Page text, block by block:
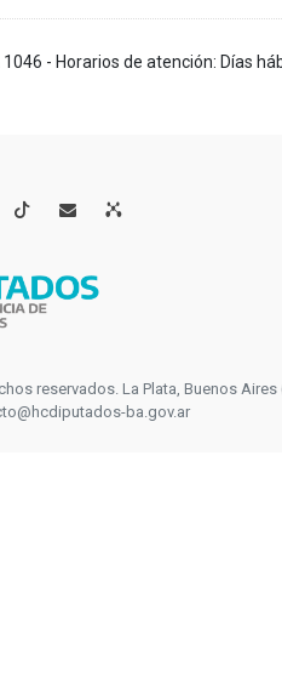
- Horarios de atención: Días
 
reservados. La Plata, Buenos Aires
ba.gov.ar